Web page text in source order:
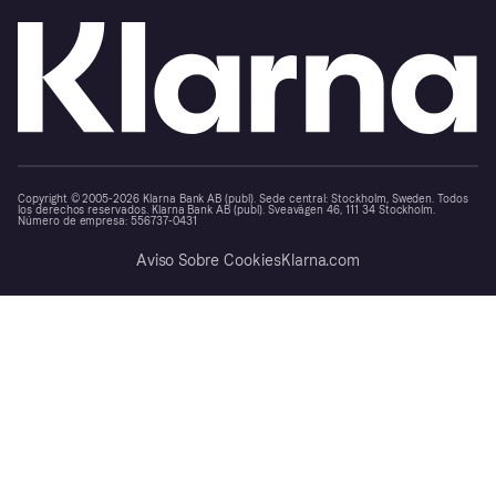
Copyright © 2005-2026 Klarna Bank AB (publ). Sede central: Stockholm, Sweden. Todos
los derechos reservados. Klarna Bank AB (publ). Sveavägen 46, 111 34 Stockholm.
Número de empresa: 556737-0431
Aviso Sobre CookiesKlarna.com